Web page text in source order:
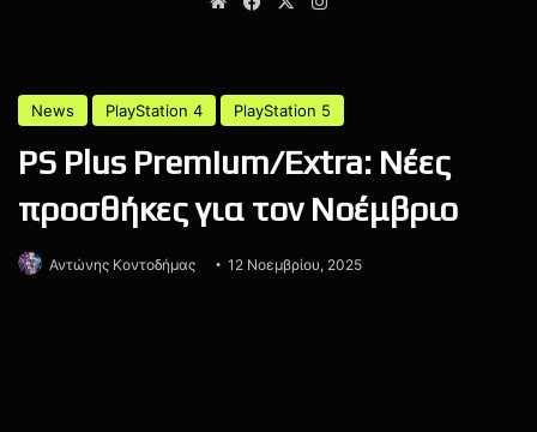
Free-to-Play Oh BiBi
Ratchet & Clank